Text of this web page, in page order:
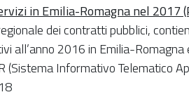
in Emilia-Romagna nel 2017
dei contratti pubblici,
all’anno 2016 in Emilia-Romagna
(Sistema Informativo Telematico